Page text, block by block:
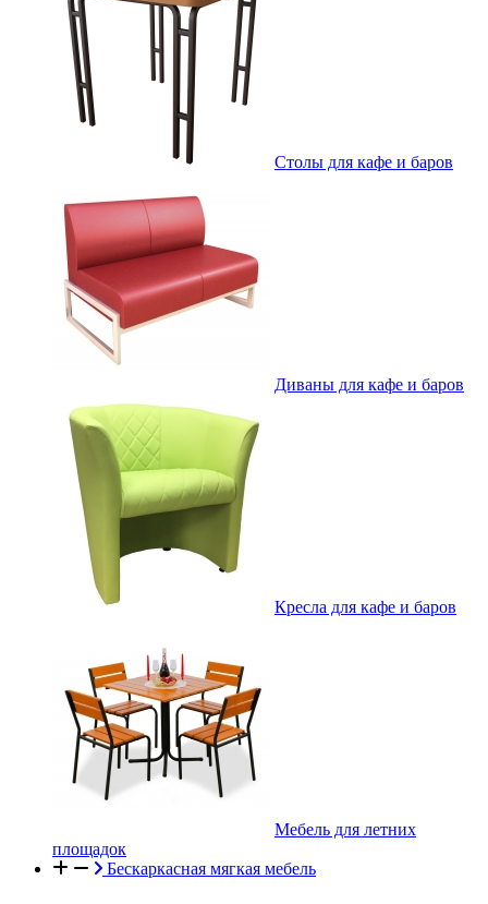
Столы для кафе и баров
Диваны для кафе и баров
Кресла для кафе и баров
Мебель для летних
площадок
Бескаркасная мягкая мебель